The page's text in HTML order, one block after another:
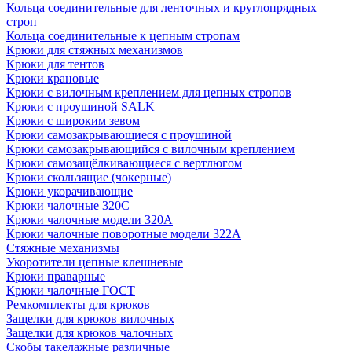
Кольца соединительные для ленточных и круглопрядных
строп
Кольца соединительные к цепным стропам
Крюки для стяжных механизмов
Крюки для тентов
Крюки крановые
Крюки с вилочным креплением для цепных стропов
Крюки с проушиной SALK
Крюки с широким зевом
Крюки самозакрывающиеся с проушиной
Крюки самозакрывающийся с вилочным креплением
Крюки самозащёлкивающиеся с вертлюгом
Крюки скользящие (чокерные)
Крюки укорачивающие
Крюки чалочные 320C
Крюки чалочные модели 320А
Крюки чалочные поворотные модели 322А
Стяжные механизмы
Укоротители цепные клешневые
Крюки праварные
Крюки чалочные ГОСТ
Ремкомплекты для крюков
Защелки для крюков вилочных
Защелки для крюков чалочных
Скобы такелажные различные